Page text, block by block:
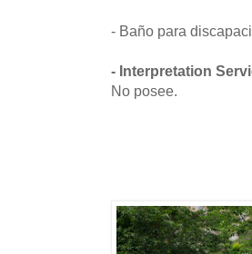
- Baño para
- Interpretation
No posee.